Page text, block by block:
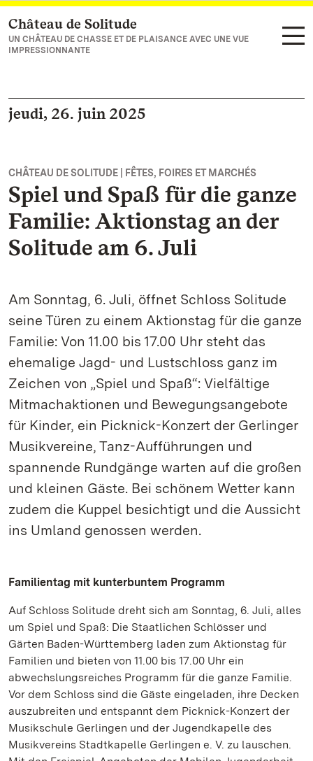
Vers la page d’accueil
Château de Solitude
UN CHÂTEAU DE CHASSE ET DE PLAISANCE AVEC UNE VUE
IMPRESSIONNANTE
jeudi, 26. juin 2025
CHÂTEAU DE SOLITUDE | FÊTES, FOIRES ET MARCHÉS
Spiel und Spaß für die ganze
Familie: Aktionstag an der
Solitude am 6. Juli
Am Sonntag, 6. Juli, öffnet Schloss Solitude
seine Türen zu einem Aktionstag für die ganze
Familie: Von 11.00 bis 17.00 Uhr steht das
ehemalige Jagd- und Lustschloss ganz im
Zeichen von „Spiel und Spaß“: Vielfältige
Mitmachaktionen und Bewegungsangebote
für Kinder, ein Picknick-Konzert der Gerlinger
Musikvereine, Tanz-Aufführungen und
spannende Rundgänge warten auf die großen
und kleinen Gäste. Bei schönem Wetter kann
zudem die Kuppel besichtigt und die Aussicht
ins Umland genossen werden.
Familientag mit kunterbuntem Programm
Auf Schloss Solitude dreht sich am Sonntag, 6. Juli, alles
um Spiel und Spaß: Die Staatlichen Schlösser und
Gärten Baden-Württemberg laden zum Aktionstag für
Familien und bieten von 11.00 bis 17.00 Uhr ein
abwechslungsreiches Programm für die ganze Familie.
Vor dem Schloss sind die Gäste eingeladen, ihre Decken
auszubreiten und entspannt dem Picknick-Konzert der
Musikschule Gerlingen und der Jugendkapelle des
Musikvereins Stadtkapelle Gerlingen e. V. zu lauschen.